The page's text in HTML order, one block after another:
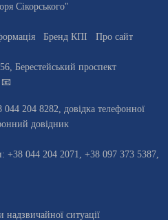
Сікорського"
Бренд КПІ
Про сайт
Берестейський проспект
📧
044 204 8282 , довiдка телефонної
довідник
+38 044 204 2071, +38 097 373 5387,
ситуації